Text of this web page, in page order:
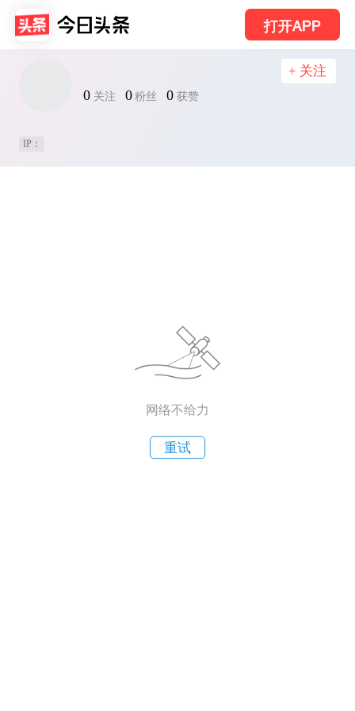
打开APP
0 关注 0 粉丝 0 获赞
+ 关注
IP：
网络不给力
重试